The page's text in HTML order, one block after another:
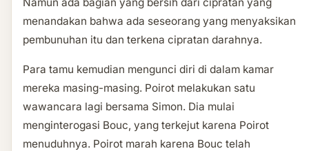
menandakan bahwa ada seseorang yang menyaksikan
pembunuhan itu dan terkena cipratan darahnya.
Para tamu kemudian mengunci diri di dalam kamar
mereka masing-masing. Poirot melakukan satu
wawancara lagi bersama Simon. Dia mulai
menginterogasi Bouc, yang terkejut karena Poirot
menuduhnya. Poirot marah karena Bouc telah